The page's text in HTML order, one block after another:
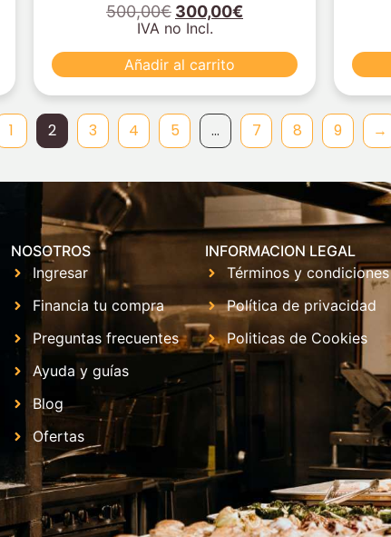
500,00€ 300,00€
IVA no Incl.
Añadir al carrito
1 2 3 4 5 … 7 8 9 →
NOSOTROS
Ingresar
Financia tu compra
Preguntas frecuentes
Ayuda y guías
Blog
Ofertas
INFORMACION LEGAL
Términos y condiciones
Política de privacidad
Politicas de Cookies